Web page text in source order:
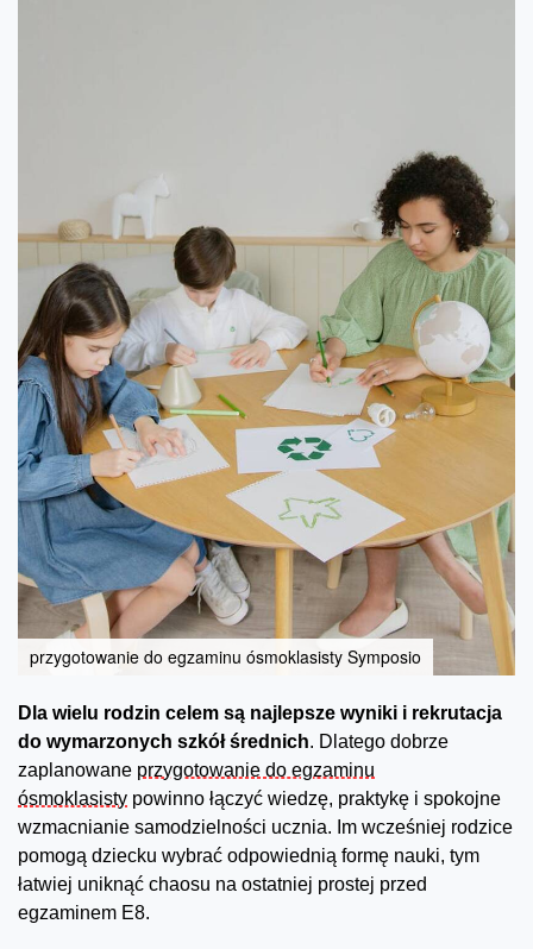
przygotowanie do egzaminu ósmoklasisty Symposio
Dla wielu rodzin celem są najlepsze wyniki i rekrutacja
do wymarzonych szkół średnich. Dlatego dobrze
zaplanowane przygotowanie do egzaminu
ósmoklasisty powinno łączyć wiedzę, praktykę i spokojne
wzmacnianie samodzielności ucznia. Im wcześniej rodzice
pomogą dziecku wybrać odpowiednią formę nauki, tym
łatwiej uniknąć chaosu na ostatniej prostej przed
egzaminem E8.